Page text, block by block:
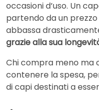
occasioni d’uso. Un
partendo da un
abbassa
grazie alla sua
Chi compra meno ma
contenere la spesa,
di capi destinati a